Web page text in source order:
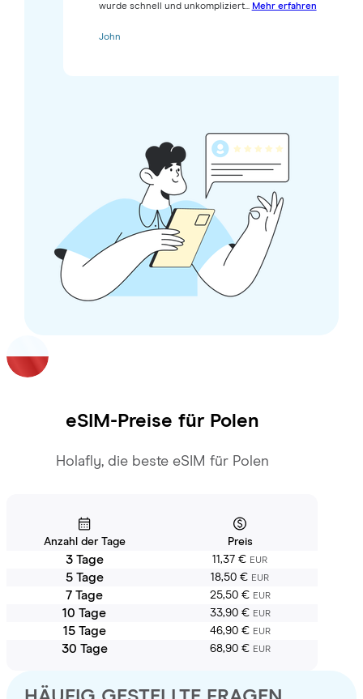
wurde schnell und unkompliziert... Mehr erfahren
John
eSIM-Preise für Polen
Holafly, die beste eSIM für Polen
Anzahl der Tage Preis
3 Tage 11,37 € EUR
5 Tage 18,50 € EUR
7 Tage 25,50 € EUR
10 Tage 33,90 € EUR
15 Tage 46,90 € EUR
30 Tage 68,90 € EUR